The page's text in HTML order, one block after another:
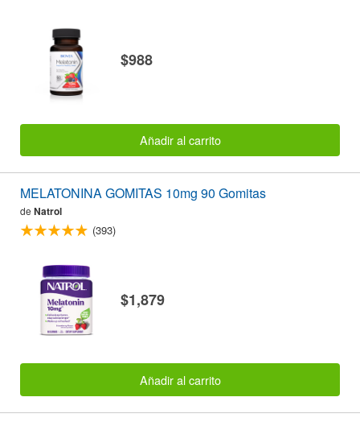
$988
Añadir al carrito
MELATONINA GOMITAS 10mg 90 Gomitas
de Natrol
(393)
$1,879
Añadir al carrito